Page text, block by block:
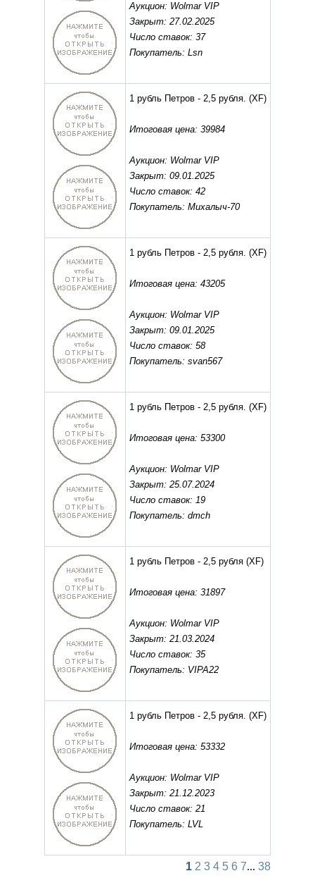
Аукцион: Wolmar VIP
Закрыт: 27.02.2025
Число ставок: 37
Покупатель: Lsn
1 рубль Петров - 2,5 рубля. (XF)
Итоговая цена: 39984
Аукцион: Wolmar VIP
Закрыт: 09.01.2025
Число ставок: 42
Покупатель: Михалыч-70
1 рубль Петров - 2,5 рубля. (XF)
Итоговая цена: 43205
Аукцион: Wolmar VIP
Закрыт: 09.01.2025
Число ставок: 58
Покупатель: svan567
1 рубль Петров - 2,5 рубля. (XF)
Итоговая цена: 53300
Аукцион: Wolmar VIP
Закрыт: 25.07.2024
Число ставок: 19
Покупатель: dmch
1 рубль Петров - 2,5 рубля (XF)
Итоговая цена: 31897
Аукцион: Wolmar VIP
Закрыт: 21.03.2024
Число ставок: 35
Покупатель: VIPA22
1 рубль Петров - 2,5 рубля. (XF)
Итоговая цена: 53332
Аукцион: Wolmar VIP
Закрыт: 21.12.2023
Число ставок: 21
Покупатель: LVL
1 2 3 4 5 6 7... 38